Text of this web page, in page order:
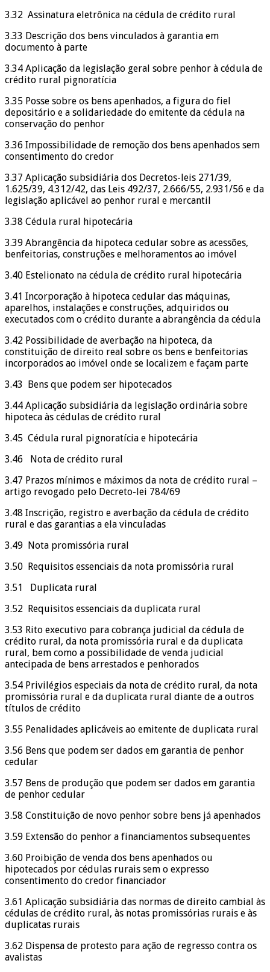
3.32 Assinatura eletrônica na cédula de crédito rural
3.33 Descrição dos bens vinculados à garantia em
documento à parte
3.34 Aplicação da legislação geral sobre penhor à cédula de
crédito rural pignoratícia
3.35 Posse sobre os bens apenhados, a figura do fiel
depositário e a solidariedade do emitente da cédula na
conservação do penhor
3.36 Impossibilidade de remoção dos bens apenhados sem
consentimento do credor
3.37 Aplicação subsidiária dos Decretos-leis 271/39,
1.625/39, 4.312/42, das Leis 492/37, 2.666/55, 2.931/56 e da
legislação aplicável ao penhor rural e mercantil
3.38 Cédula rural hipotecária
3.39 Abrangência da hipoteca cedular sobre as acessões,
benfeitorias, construções e melhoramentos ao imóvel
3.40 Estelionato na cédula de crédito rural hipotecária
3.41 Incorporação à hipoteca cedular das máquinas,
aparelhos, instalações e construções, adquiridos ou
executados com o crédito durante a abrangência da cédula
3.42 Possibilidade de averbação na hipoteca, da
constituição de direito real sobre os bens e benfeitorias
incorporados ao imóvel onde se localizem e façam parte
3.43 Bens que podem ser hipotecados
3.44 Aplicação subsidiária da legislação ordinária sobre
hipoteca às cédulas de crédito rural
3.45 Cédula rural pignoratícia e hipotecária
3.46 Nota de crédito rural
3.47 Prazos mínimos e máximos da nota de crédito rural –
artigo revogado pelo Decreto-lei 784/69
3.48 Inscrição, registro e averbação da cédula de crédito
rural e das garantias a ela vinculadas
3.49 Nota promissória rural
3.50 Requisitos essenciais da nota promissória rural
3.51 Duplicata rural
3.52 Requisitos essenciais da duplicata rural
3.53 Rito executivo para cobrança judicial da cédula de
crédito rural, da nota promissória rural e da duplicata
rural, bem como a possibilidade de venda judicial
antecipada de bens arrestados e penhorados
3.54 Privilégios especiais da nota de crédito rural, da nota
promissória rural e da duplicata rural diante de a outros
títulos de crédito
3.55 Penalidades aplicáveis ao emitente de duplicata rural
3.56 Bens que podem ser dados em garantia de penhor
cedular
3.57 Bens de produção que podem ser dados em garantia
de penhor cedular
3.58 Constituição de novo penhor sobre bens já apenhados
3.59 Extensão do penhor a financiamentos subsequentes
3.60 Proibição de venda dos bens apenhados ou
hipotecados por cédulas rurais sem o expresso
consentimento do credor financiador
3.61 Aplicação subsidiária das normas de direito cambial às
cédulas de crédito rural, às notas promissórias rurais e às
duplicatas rurais
3.62 Dispensa de protesto para ação de regresso contra os
avalistas